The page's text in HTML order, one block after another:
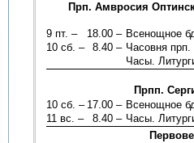
Прп. Амвросия
9 пт. – 18.00 – Всенощное
10 сб. –
8.40 – Часовня
Часы.
Прпп.
10 сб. – 17.00 – Всенощное
11 вс. –
8.40 – Часы.